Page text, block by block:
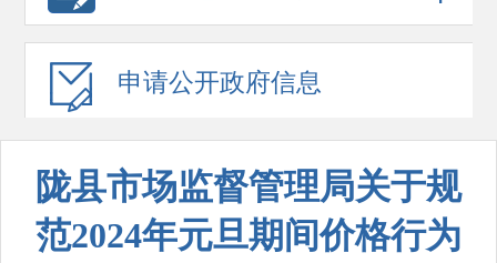
申请公开政府信息
陇县市场监督管理局关于规
范2024年元旦期间价格行为